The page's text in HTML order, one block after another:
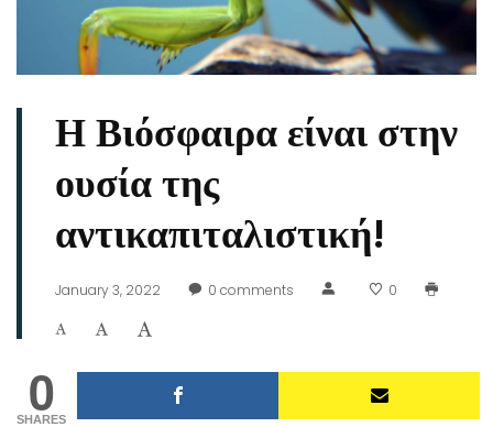
Η Βιόσφαιρα είναι στην
ουσία της
αντικαπιταλιστική!
January 3, 2022 0 comments 0
0
SHARES